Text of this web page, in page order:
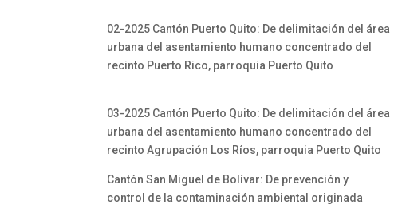
02-2025 Cantón Puerto Quito: De delimitación del área
urbana del asentamiento humano concentrado del
recinto Puerto Rico, parroquia Puerto Quito
03-2025 Cantón Puerto Quito: De delimitación del área
urbana del asentamiento humano concentrado del
recinto Agrupación Los Ríos, parroquia Puerto Quito
Cantón San Miguel de Bolívar: De prevención y
control de la contaminación ambiental originada